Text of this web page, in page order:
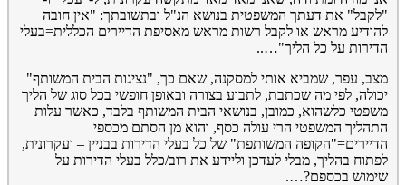
"לקבל" את דעתך המשפטית בנושא הנ"ל ובתשובתך: "אין חובה
להודיע מראש או לקבל רשות מראש מאסיפת הדיירים הכללית=בעלי
הדירות על כל הליך"…..
מצב, עפר, שמביא אותי למסקנה, שאם כך, "נציגות הבית המשותף"
יכולה, לפי מה שכתבת, לתבוע בצורה ובאופן חופשי בכל סוג של הליך
משפטי כלשהוא, כמובן, בנושאי הבית המשותף בלבד, כאשר עלות
התהליך המשפטי הרי עולה כסף, והוא מן הסתם מכספי
הדיירים="הקופה המשותפת" של כל בעלי הדירות בבניין – ועקרונית,
לפתוח בהליך, מבלי לעדכן וליידע את רוב/כלל בעלי הדירות על
שימוש בכספם?….